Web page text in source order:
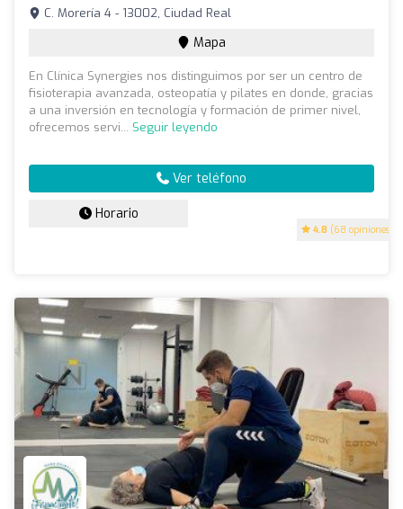
4.8 (68 opiniones)
C. Morería 4 - 13002, Ciudad Real
Mapa
En Clínica Synergies nos distinguimos por ser un centro de
fisioterapia avanzada, osteopatía y pilates en donde, gracias
a una inversión en tecnología y formación de primer nivel,
ofrecemos servi... Seguir leyendo
Ver teléfono
Horario